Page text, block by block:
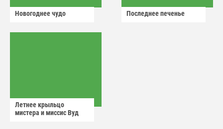
Новогоднее чудо Последнее печенье
Летнее крыльцо
мистера и миссис Вуд